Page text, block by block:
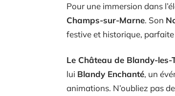
Pour une immersion dans
Champs-sur-Marne. Son
festive et historique,
Le Château de Blandy-les-
lui Blandy Enchanté, un
animations. N’oubliez pas